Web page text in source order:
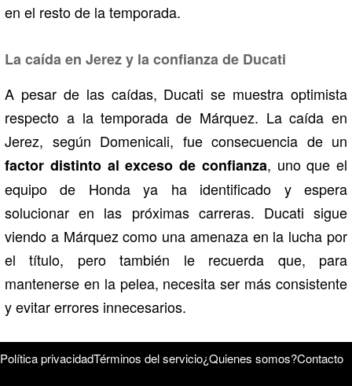
en el resto de la temporada.
La caída en Jerez y la confianza de Ducati
A pesar de las caídas, Ducati se muestra optimista
respecto a la temporada de Márquez. La caída en
Jerez, según Domenicali, fue consecuencia de un
factor distinto al exceso de confianza, uno que el
equipo de Honda ya ha identificado y espera
solucionar en las próximas carreras. Ducati sigue
viendo a Márquez como una amenaza en la lucha por
el título, pero también le recuerda que, para
mantenerse en la pelea, necesita ser más consistente
y evitar errores innecesarios.
Política privacidadTérminos del servicio¿Quienes somos?Contacto